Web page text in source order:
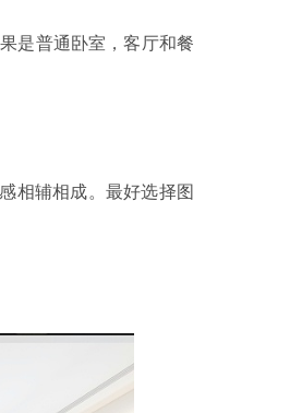
是普通卧室，客厅和餐
相辅相成。最好选择图